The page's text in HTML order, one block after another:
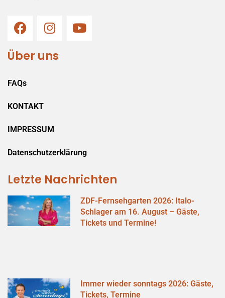
Über uns
FAQs
KONTAKT
IMPRESSUM
Datenschutzerklärung
Letzte Nachrichten
ZDF-Fernsehgarten 2026: Italo-
Schlager am 16. August – Gäste,
Tickets und Termine!
Immer wieder sonntags 2026: Gäste,
Tickets, Termine